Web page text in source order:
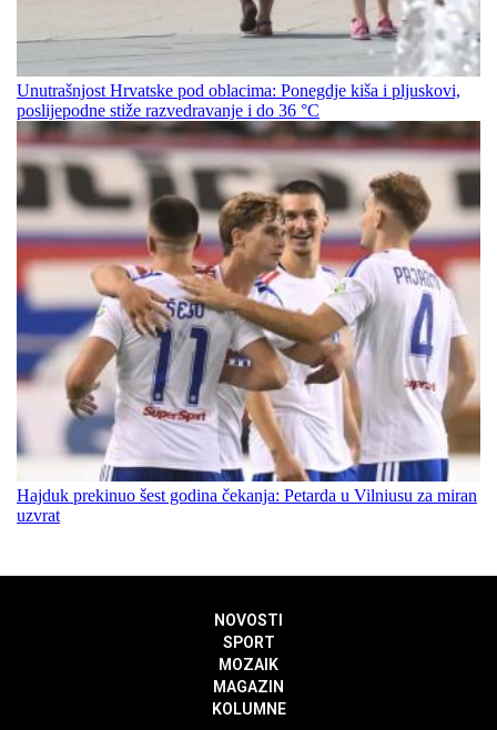
Unutrašnjost Hrvatske pod oblacima: Ponegdje kiša i pljuskovi,
poslijepodne stiže razvedravanje i do 36 °C
Hajduk prekinuo šest godina čekanja: Petarda u Vilniusu za miran
uzvrat
NOVOSTI
SPORT
MOZAIK
MAGAZIN
KOLUMNE